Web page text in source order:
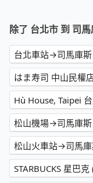
除了 台北市 到 司
台北車站→司馬庫斯
はま寿司 中山民權
Hù House, Taipei
松山機場→司馬庫斯
松山火車站→司馬
STARBUCKS 星巴